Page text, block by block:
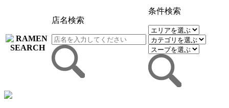
店名検索
条件検索